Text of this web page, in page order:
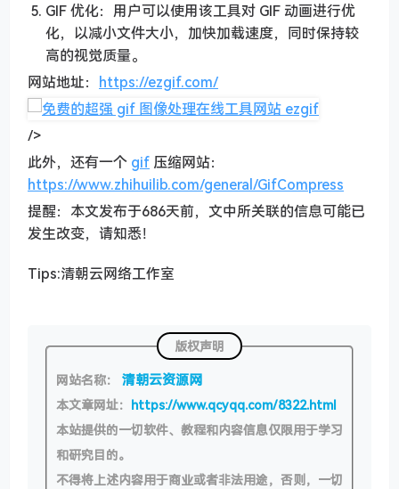
GIF 优化：用户可以使用该工具对 GIF 动画进行优
化，以减小文件大小，加快加载速度，同时保持较
高的视觉质量。
网站地址： https://ezgif.com/
/>
此外，还有一个 gif 压缩网站：
https://www.zhihuilib.com/general/GifCompress
提醒：本文发布于686天前，文中所关联的信息可能已
发生改变，请知悉！
Tips:清朝云网络工作室
版权声明
网站名称： 清朝云资源网
本文章网址： https://www.qcyqq.com/8322.html
本站提供的一切软件、教程和内容信息仅限用于学习
和研究目的。
不得将上述内容用于商业或者非法用途，否则，一切